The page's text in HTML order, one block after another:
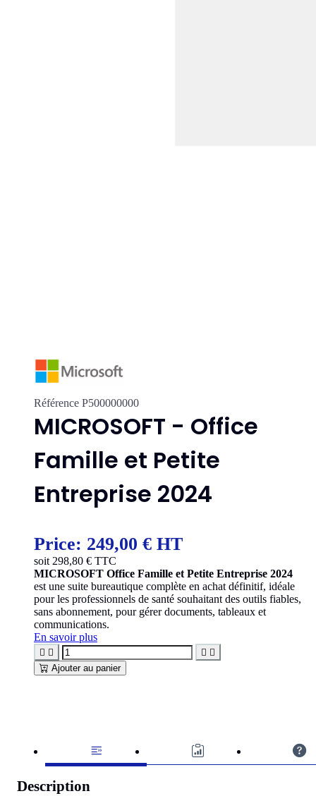
Référence P500000000
MICROSOFT - Office
Famille et Petite
Entreprise 2024
Price: 249,00 € HT
soit 298,80 € TTC
MICROSOFT Office Famille et Petite Entreprise 2024
est une suite bureautique complète en achat définitif, idéale
pour les professionnels de santé souhaitant des outils fiables,
sans abonnement, pour gérer documents, tableaux et
communications.
En savoir plus
   
Ajouter au panier
Description